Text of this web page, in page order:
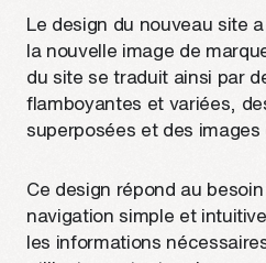
Le design du nouveau site
la nouvelle image de
du site se traduit ainsi par
flamboyantes et variées,
superposées et des images
Ce design répond au
navigation simple et
les informations